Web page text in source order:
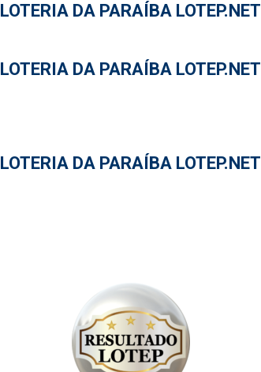
LOTERIA DA PARAÍBA LOTEP.NET
LOTERIA DA PARAÍBA LOTEP.NET
LOTERIA DA PARAÍBA LOTEP.NET